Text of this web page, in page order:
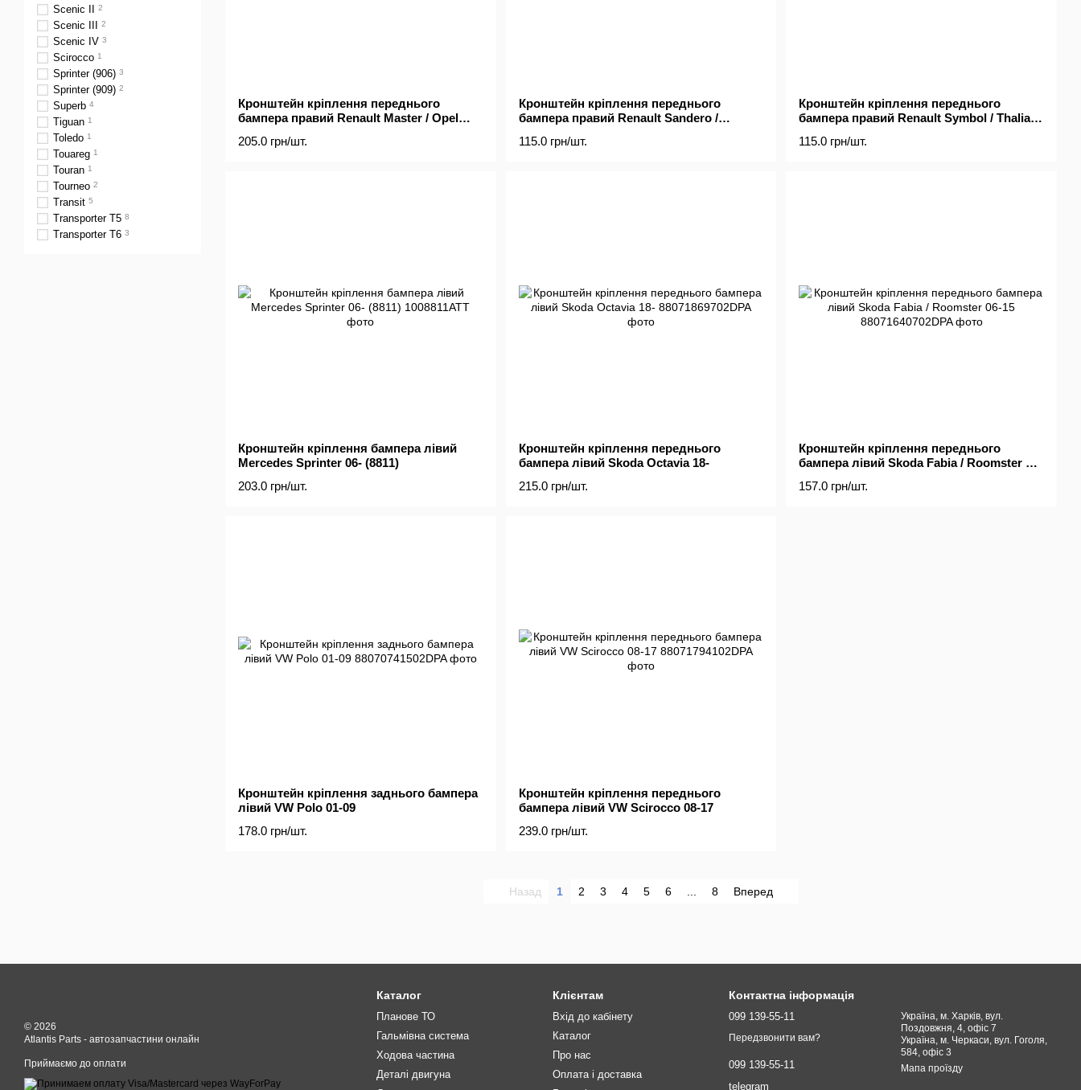
Кронштейн кріплення переднього
бампера правий Renault Master / Opel
205.0 грн/шт.
Кронштейн кріплення переднього
бампера правий Renault Sandero /
115.0 грн/шт.
Кронштейн кріплення переднього
бампера правий Renault Symbol / Thalia
115.0 грн/шт.
Кронштейн кріплення бампера лівий
Mercedes Sprinter 06- (8811)
203.0 грн/шт.
Кронштейн кріплення переднього
бампера лівий Skoda Octavia 18-
215.0 грн/шт.
Кронштейн кріплення переднього
бампера лівий Skoda Fabia / Roomster 06-
157.0 грн/шт.
Кронштейн кріплення заднього бампера
лівий VW Polo 01-09
178.0 грн/шт.
Кронштейн кріплення переднього
бампера лівий VW Scirocco 08-17
239.0 грн/шт.
Назад 1 2 3 4 5 6 8 Вперед
Scenic II 2
Scenic III 2
Scenic IV 3
Scirocco 1
Sprinter (906) 3
Sprinter (909) 2
Superb 4
Tiguan 1
Toledo 1
Touareg 1
Touran 1
Tourneo 2
Transit 5
Transporter T5 8
Transporter T6 3
© 2026
Atlantis Parts - автозапчастини онлайн
Приймаємо до оплати
Каталог
Планове ТО
Гальмівна система
Ходова частина
Деталі двигуна
Клієнтам
Вхід до кабінету
Каталог
Про нас
Оплата і доставка
Контактна інформація
099 139-55-11
Передзвонити вам?
099 139-55-11
telegram
Україна, м. Харків, вул.
Поздовжня, 4, офіс 7
Україна, м. Черкаси, вул. Гоголя,
584, офіс 3
Мапа проїзду